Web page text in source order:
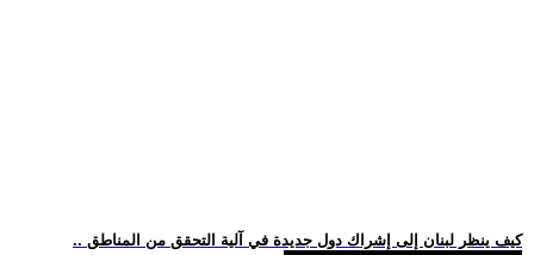
.. كيف ينظر لبنان إلى إشراك دول جديدة في آلية التحقق من المناطق